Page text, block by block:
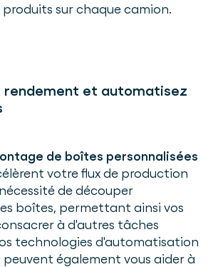
sur chaque camion.
rendement et automatisez
de boîtes personnalisées
votre flux de production
de découper
boîtes, permettant ainsi vos
à d'autres tâches
technologies d'automatisation
peuvent également vous aider à